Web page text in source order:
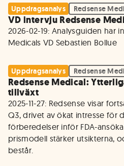
Uppdragsanalys Redsense
VD intervju Redsense
2026-02-19: Analysguiden har
Medicals VD Sebastien Bollue
Uppdragsanalys Redsense
Redsense Medical:
tillväxt
2025-11-27: Redsense visar
Q3, drivet av ökat intresse för
förberedelser inför FDA-
prismodell stärker utsikterna,
består.